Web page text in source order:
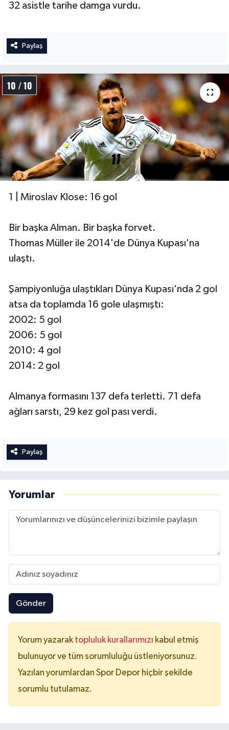
32 asistle tarihe damga vurdu.
Paylaş
10 / 10
1 | Miroslav Klose: 16 gol
Bir başka Alman. Bir başka forvet.
Thomas Müller ile 2014'de Dünya Kupası'na
ulaştı.
Şampiyonluğa ulaştıkları Dünya Kupası'nda 2 gol
atsa da toplamda 16 gole ulaşmıştı:
2002: 5 gol
2006: 5 gol
2010: 4 gol
2014: 2 gol
Almanya formasını 137 defa terletti. 71 defa
ağları sarstı, 29 kez gol pası verdi.
Paylaş
Yorumlar
Gönder
Yorum yazaraktopluluk kurallarımızı kabul etmiş
bulunuyor ve tüm sorumluluğu üstleniyorsunuz.
Yazılan yorumlardan Spor Depor hiçbir şekilde
sorumlu tutulamaz.